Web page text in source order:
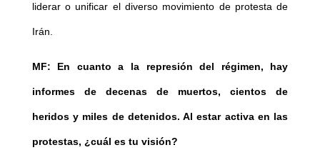
liderar o unificar el diverso movimiento de protesta de
Irán.
MF: En cuanto a la represión del régimen, hay
informes de decenas de muertos, cientos de
heridos y miles de detenidos. Al estar activa en las
protestas, ¿cuál es tu visión?